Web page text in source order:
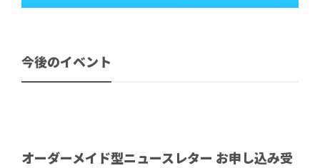
今後のイベント
オーダーメイド型ニュースレター お申し込み受